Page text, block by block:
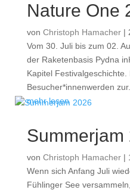
Nature One
von Christoph Hamacher|
Vom 30. Juli bis zum 02.
der Raketenbasis Pydna
Kapitel
Besucher*innenwerden zur...
mehr lesen
Summerjam
von Christoph Hamacher|
Wenn sich Anfang Juli
Fühlinger See